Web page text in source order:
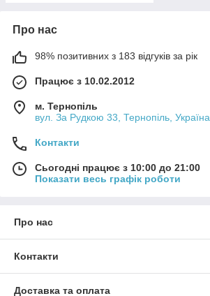
Про нас
98% позитивних з 183 відгуків за рік
Працює з 10.02.2012
м. Тернопіль
вул. За Рудкою 33, Тернопіль, Україна
Контакти
Сьогодні працює з 10:00 до 21:00
Показати весь графік роботи
Про нас
Контакти
Доставка та оплата